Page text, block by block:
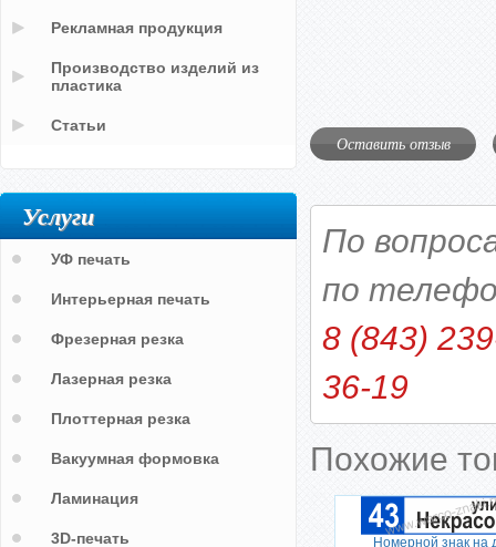
Оставить отзыв
По
по
8 (843)
36-19
Похожие
Номерной знак на
Рекламная продукция
Производство изделий из
пластика
Статьи
Услуги
УФ печать
Интерьерная печать
Фрезерная резка
Лазерная резка
Плоттерная резка
Вакуумная формовка
Ламинация
3D-печать